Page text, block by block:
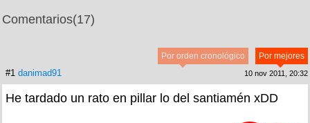
Comentarios(17)
Por mejores
Por orden cronológico
#1 danimad91 10 nov 2011, 20:32
He tardado un rato en pillar lo del santiamén xDD